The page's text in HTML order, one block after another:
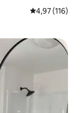
Évaluation
4,97 (116)